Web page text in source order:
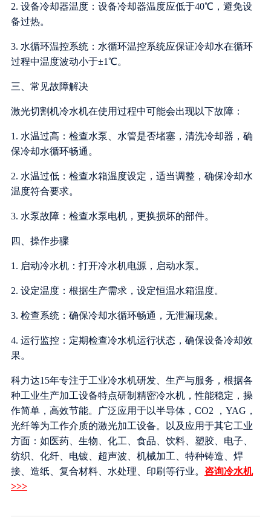
2. 设备冷却器温度：设备冷却器温度应低于40℃，避免设
备过热。
3. 水循环温控系统：水循环温控系统应保证冷却水在循环
过程中温度波动小于±1℃。
三、常见故障解决
激光切割机冷水机在使用过程中可能会出现以下故障：
1. 水温过高：检查水泵、水管是否堵塞，清洗冷却器，确
保冷却水循环畅通。
2. 水温过低：检查水箱温度设定，适当调整，确保冷却水
温度符合要求。
3. 水泵故障：检查水泵电机，更换损坏的部件。
四、操作步骤
1. 启动冷水机：打开冷水机电源，启动水泵。
2. 设定温度：根据生产需求，设定恒温水箱温度。
3. 检查系统：确保冷却水循环畅通，无泄漏现象。
4. 运行监控：定期检查冷水机运行状态，确保设备冷却效
果。
科力达15年专注于工业冷水机研发、生产与服务，根据各
种工业生产加工设备特点研制精密冷水机，性能稳定，操
作简单，高效节能。广泛应用于以半导体，CO2 ，YAG，
光纤等为工作介质的激光加工设备。以及应用于其它工业
方面：如医药、生物、化工、食品、饮料、塑胶、电子、
纺织、化纤、电镀、超声波、机械加工、特种铸造、焊
接、造纸、复合材料、水处理、印刷等行业。 咨询冷水机
>>>